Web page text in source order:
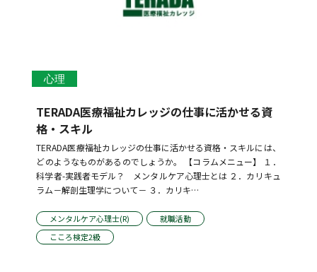
心理
TERADA医療福祉カレッジの仕事に活かせる資
格・スキル
TERADA医療福祉カレッジの仕事に活かせる資格・スキルには、
どのようなものがあるのでしょうか。 【コラムメニュー】 １．
科学者-実践者モデル？　メンタルケア心理士とは ２．カリキュ
ラム－解剖生理学について－ ３．カリキ…
メンタルケア心理士(R)
就職活動
こころ検定2級